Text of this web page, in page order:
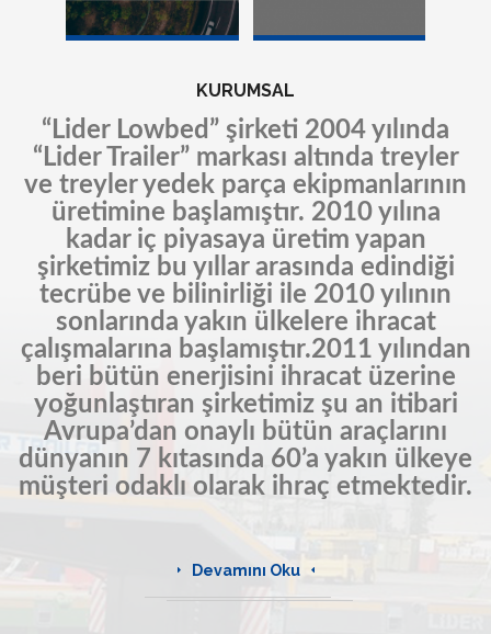
KURUMSAL
“Lider Lowbed” şirketi 2004 yılında
“Lider Trailer” markası altında treyler
ve treyler yedek parça ekipmanlarının
üretimine başlamıştır. 2010 yılına
kadar iç piyasaya üretim yapan
şirketimiz bu yıllar arasında edindiği
tecrübe ve bilinirliği ile 2010 yılının
sonlarında yakın ülkelere ihracat
çalışmalarına başlamıştır.2011 yılından
beri bütün enerjisini ihracat üzerine
yoğunlaştıran şirketimiz şu an itibari
Avrupa’dan onaylı bütün araçlarını
dünyanın 7 kıtasında 60’a yakın ülkeye
müşteri odaklı olarak ihraç etmektedir.
Devamını Oku